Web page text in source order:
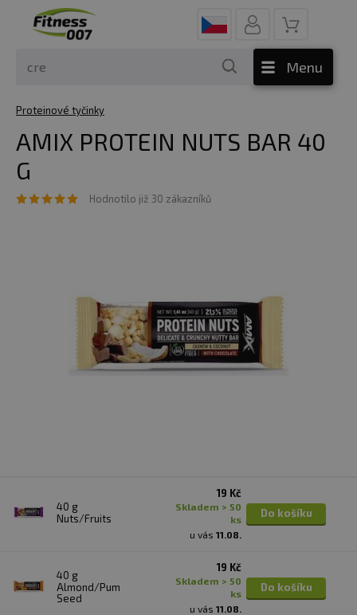
Menu
Proteinové tyčinky
AMIX PROTEIN NUTS BAR 40
G
Hodnotilo již 30 zákazníků
40 g
Nuts/Fruits
19 Kč
skladem > 50
ks
u vás 11.08.
Do košíku
40 g
Almond/Pumpkin
Seed
19 Kč
skladem > 50
ks
u vás 11.08.
Do košíku